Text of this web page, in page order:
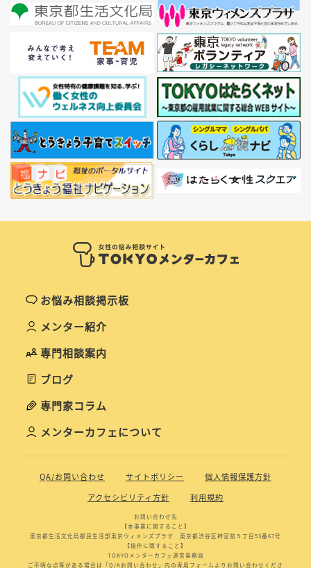
お悩み相談掲示板
メンター紹介
専門相談案内
ブログ
専門家コラム
メンターカフェについて
QA/お問い合わせ サイトポリシー
個人情報保護方針
アクセシビリティ方針
利用規約
お問い合わせ先
【本事業に関すること】
東京都生活文化局都民生活部東京ウィメンズプラザ 東京都渋谷区神宮前５丁目53番67号
【操作に関すること】
TOKYOメンターカフェ運営事務局
ご不明な点等がある場合は「Q/Aお問い合わせ」内の専用フォームよりお問い合わせくださ